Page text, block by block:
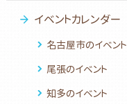
イベントカレンダー
名古屋市のイベント
尾張のイベント
知多のイベント